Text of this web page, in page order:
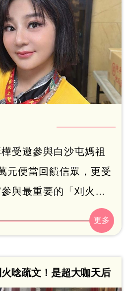
活中心）
受邀參與白沙屯媽祖
元便當回饋信眾，更受
與最重要的「刈火」
坦言壓力爆棚，甚至為
「包尿布上陣」的準
唸疏文！是超大咖天后